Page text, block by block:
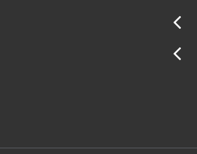
Hunter DL, Da, Db, DE,
OCX
and Compact Powder